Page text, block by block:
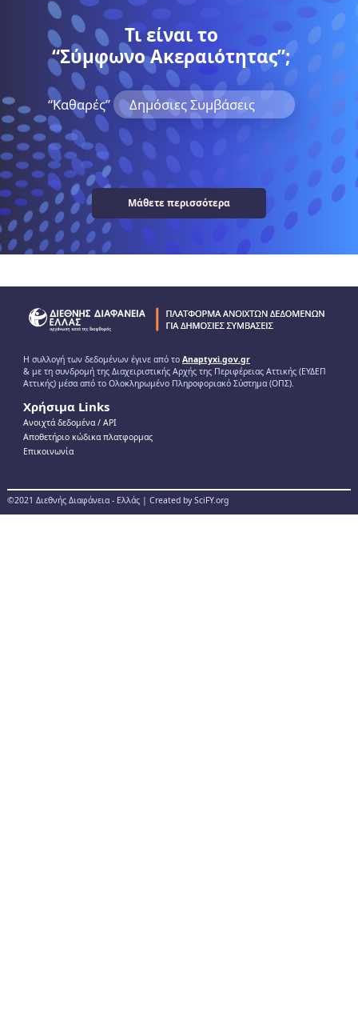
Τι είναι το
“Σύμφωνο Ακεραιότητας”;
“Kαθαρές” Δημόσιες Συμβάσεις
Μάθετε περισσότερα
Η συλλογή των δεδομένων έγινε από το Anaptyxi.gov.gr
& με τη συνδρομή της Διαχειριστικής Αρχής της Περιφέρειας Αττικής (ΕΥΔΕΠ
Αττικής) μέσα από το Ολοκληρωμένο Πληροφοριακό Σύστημα (ΟΠΣ).
Χρήσιμα Links
Ανοιχτά δεδομένα / ΑPI
Αποθετήριο κώδικα πλατφορμας
Επικοινωνία
©2021 Διεθνής Διαφάνεια - Ελλάς | Created by SciFY.org